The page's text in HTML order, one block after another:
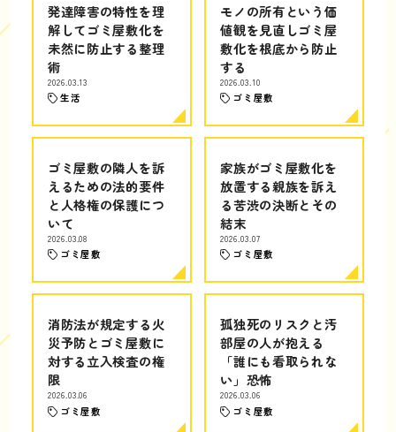
発達障害の特性を理
解してゴミ屋敷化を
未然に防止する整理
術
2026.03.13
生活
モノの所有という価
値観を見直しゴミ屋
敷化を根底から防止
する
2026.03.10
ゴミ屋敷
ゴミ屋敷の隣人を訴
えるための法的要件
と人格権の保護につ
いて
2026.03.08
ゴミ屋敷
家族がゴミ屋敷化を
放置する親族を訴え
る苦渋の決断とその
結末
2026.03.07
ゴミ屋敷
消防法が規定する火
災予防とゴミ屋敷に
対する立入検査の権
限
2026.03.06
ゴミ屋敷
孤独死のリスクと汚
部屋の人が抱える
「誰にも看取られな
い」恐怖
2026.03.06
ゴミ屋敷